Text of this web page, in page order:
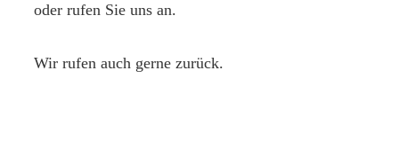
oder rufen Sie uns an.
Wir rufen auch gerne zurück.